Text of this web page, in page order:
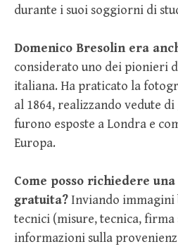
durante i suoi soggiorni di
Domenico Bresolin era
considerato uno dei pionieri
italiana. Ha praticato la
al 1864, realizzando vedute
furono esposte a Londra e
Europa.
Come posso richiedere
gratuita?Inviando immagini
tecnici (misure, tecnica, firma
informazioni sulla